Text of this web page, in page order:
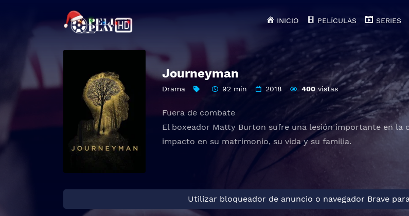
INICIO PELÍCULAS SERIES
Journeyman
Drama 92 min 2018 400vistas
Fuera de combate
El boxeador Matty Burton sufre una lesión importante en la
impacto en su matrimonio, su vida y su familia.
Utilizar bloqueador de anuncio o navegador Brave